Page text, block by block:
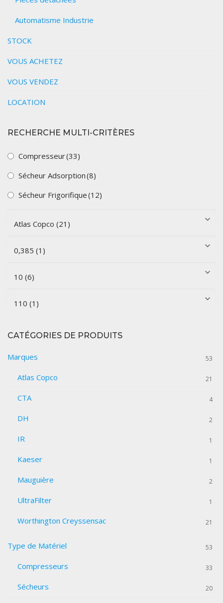
Automatisme Industrie
STOCK
VOUS ACHETEZ
VOUS VENDEZ
LOCATION
RECHERCHE MULTI-CRITÈRES
Compresseur(33)
Sécheur Adsorption(8)
Sécheur Frigorifique(12)
CATÉGORIES DE PRODUITS
Marques 53
Atlas Copco 21
CTA 4
DH 2
IR 1
Kaeser 1
Mauguière 2
UltraFilter 1
Worthington Creyssensac 21
Type de Matériel 53
Compresseurs 33
Sécheurs 20